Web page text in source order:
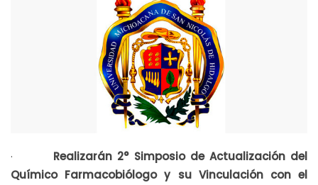
· Realizarán 2° Simposio de Actualización del
Químico Farmacobiólogo y su Vinculación con el